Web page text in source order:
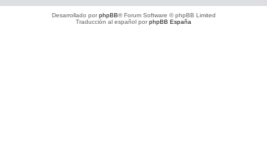
Desarrollado porphpBB® Forum Software © phpBB Limited
Traducción al español porphpBB España